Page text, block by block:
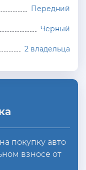
Передний
Черный
2 владельца
покупку авто
взносе от